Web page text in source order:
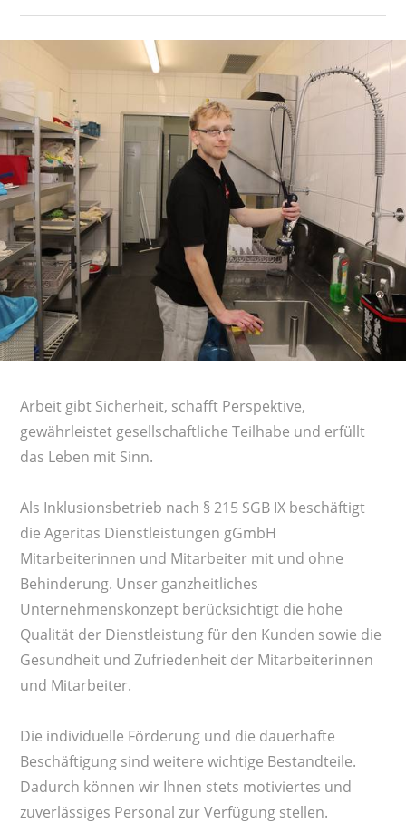
Arbeit gibt Sicherheit, schafft Perspektive,
gewährleistet gesellschaftliche Teilhabe und erfüllt
das Leben mit Sinn.
Als Inklusionsbetrieb nach § 215 SGB IX beschäftigt
die Ageritas Dienstleistungen gGmbH
Mitarbeiterinnen und Mitarbeiter mit und ohne
Behinderung. Unser ganzheitliches
Unternehmenskonzept berücksichtigt die hohe
Qualität der Dienstleistung für den Kunden sowie die
Gesundheit und Zufriedenheit der Mitarbeiterinnen
und Mitarbeiter.
Die individuelle Förderung und die dauerhafte
Beschäftigung sind weitere wichtige Bestandteile.
Dadurch können wir Ihnen stets motiviertes und
zuverlässiges Personal zur Verfügung stellen.